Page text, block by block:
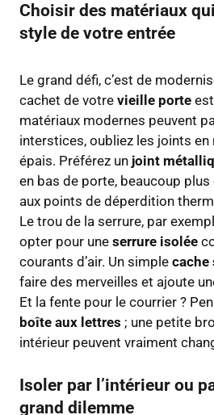
Choisir des matériaux
style de votre entrée
Le grand défi, c’est de
cachet de votre vieille porte
matériaux modernes peuvent
interstices, oubliez les joints
épais. Préférez un joint
en bas de porte, beaucoup
aux points de déperdition
Le trou de la serrure, par
opter pour une serrure isolée
courants d’air. Un simple cache
faire des merveilles et ajoute
Et la fente pour le courrier ?
boîte aux lettres ; une petite
intérieur peuvent vraiment
Isoler par l’intérieur ou
grand dilemme